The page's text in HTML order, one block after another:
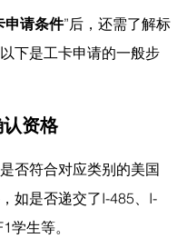
申请条件”后，还需了解标
下是工卡申请的一般步
资格
否符合对应类别的美国
如是否递交了I-485、I-
学生等。